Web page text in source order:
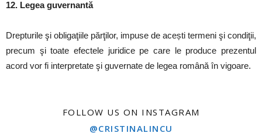
12. Legea guvernantă
Drepturile şi obligaţiile părţilor, impuse de acești termeni şi condiţii,
precum şi toate efectele juridice pe care le produce prezentul
acord vor fi interpretate şi guvernate de legea română în vigoare.
FOLLOW US ON INSTAGRAM
@CRISTINALINCU